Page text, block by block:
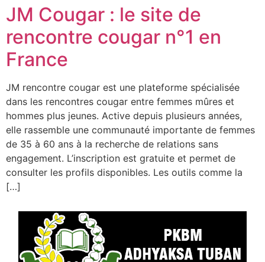
JM Cougar : le site de
rencontre cougar n°1 en
France
JM rencontre cougar est une plateforme spécialisée
dans les rencontres cougar entre femmes mûres et
hommes plus jeunes. Active depuis plusieurs années,
elle rassemble une communauté importante de femmes
de 35 à 60 ans à la recherche de relations sans
engagement. L’inscription est gratuite et permet de
consulter les profils disponibles. Les outils comme la
[…]